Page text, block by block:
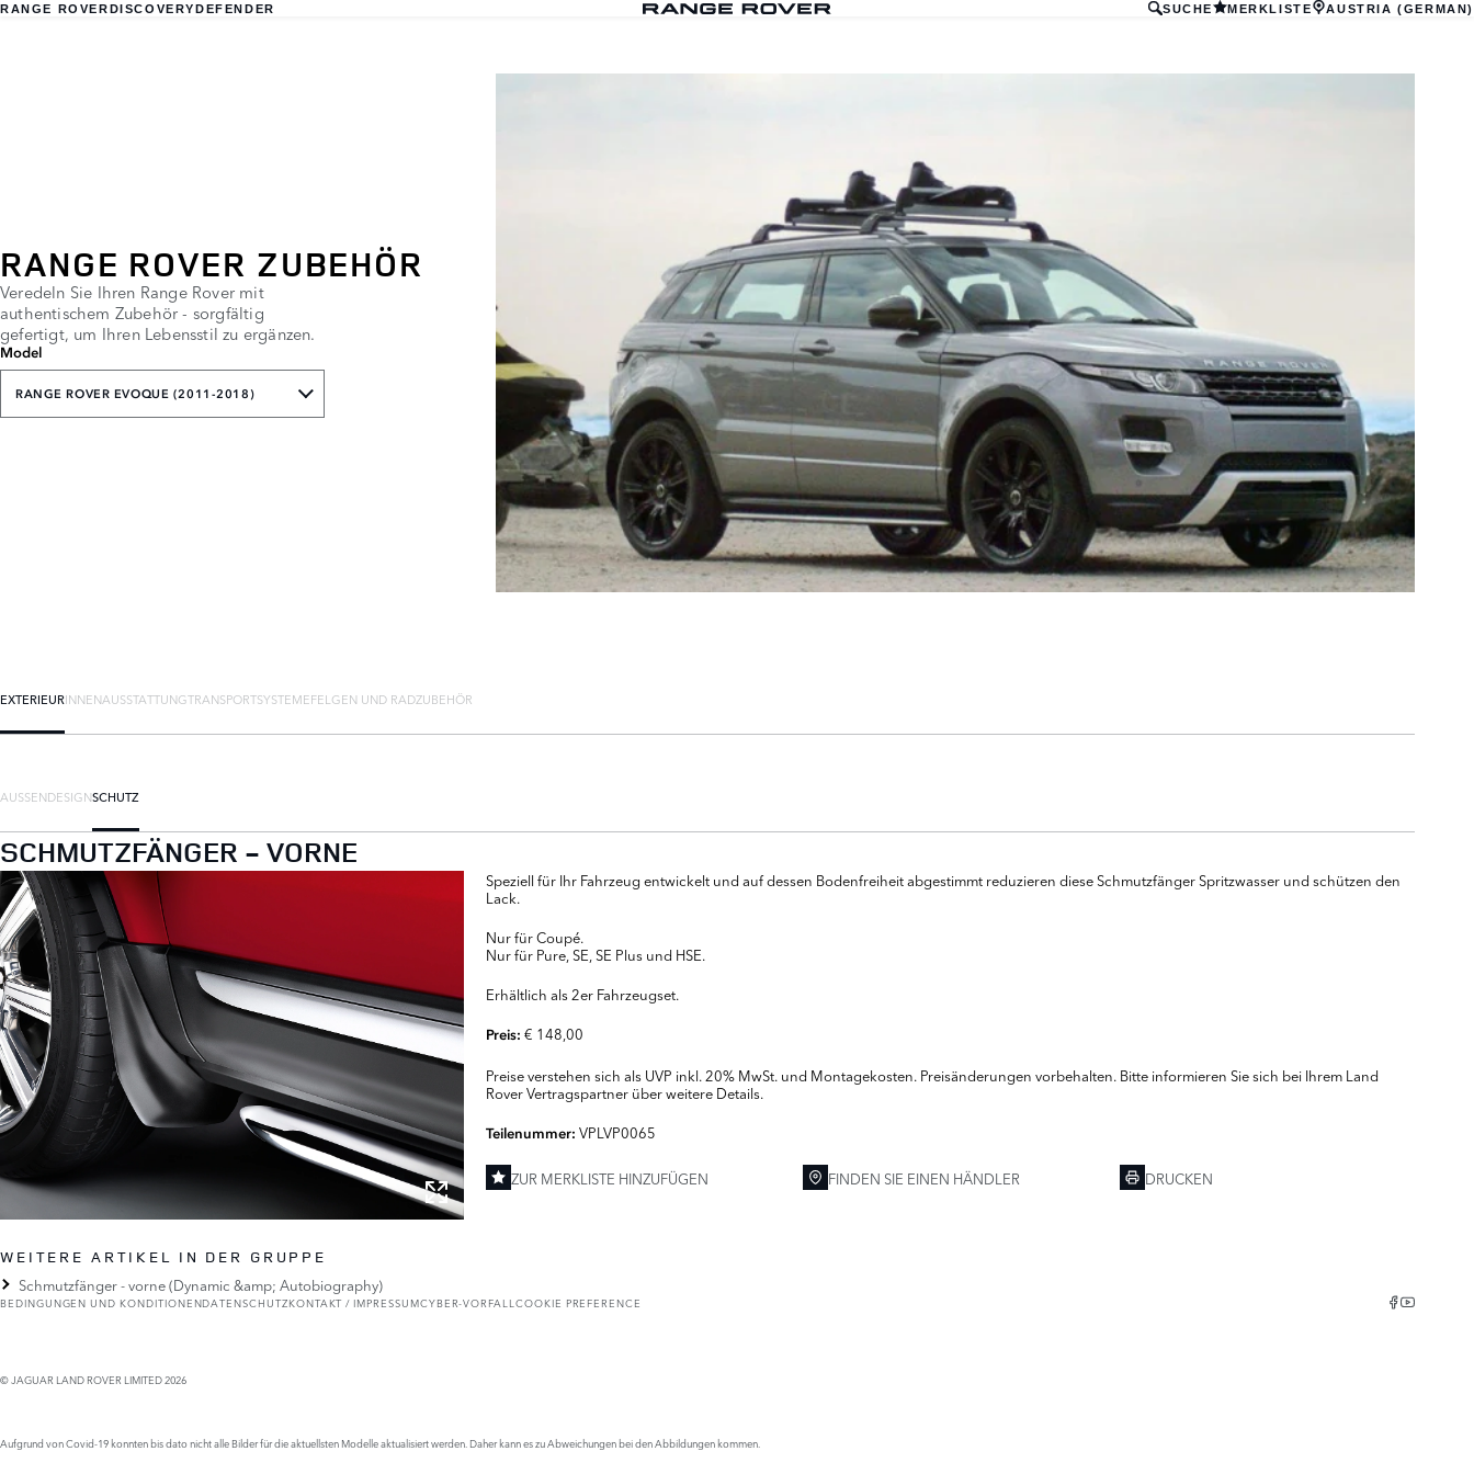
RANGE ROVERDISCOVERYDEFENDER SUCHE MERKLISTE AUSTRIA (GERMAN)
RANGE ROVER ZUBEHÖR
Veredeln Sie Ihren Range Rover mit
authentischem Zubehör - sorgfältig
gefertigt, um Ihren Lebensstil zu ergänzen.
Model
RANGE ROVER EVOQUE (2011-2018)
EXTERIEURINNENAUSSTATTUNGTRANSPORTSYSTEMEFELGEN UND RADZUBEHÖR
AUSSENDESIGN SCHUTZ
SCHMUTZFÄNGER - VORNE
Speziell für Ihr Fahrzeug entwickelt und auf dessen Bodenfreiheit abgestimmt reduzieren diese Schmutzfänger Spritzwasser und schützen den
Lack.
Nur für Coupé.
Nur für Pure, SE, SE Plus und HSE.
Erhältlich als 2er Fahrzeugset.
Preis:€ 148,00
Preise verstehen sich als UVP inkl. 20% MwSt. und Montagekosten. Preisänderungen vorbehalten. Bitte informieren Sie sich bei Ihrem Land
Rover Vertragspartner über weitere Details.
Teilenummer:VPLVP0065
ZUR MERKLISTE HINZUFÜGEN FINDEN SIE EINEN HÄNDLER DRUCKEN
WEITERE ARTIKEL IN DER GRUPPE
Schmutzfänger - vorne (Dynamic &amp; Autobiography)
BEDINGUNGEN UND KONDITIONENDATENSCHUTZKONTAKT / IMPRESSUMCYBER-VORFALLCOOKIE PREFERENCE
© JAGUAR LAND ROVER LIMITED 2026
Aufgrund von Covid-19 konnten bis dato nicht alle Bilder für die aktuellsten Modelle aktualisiert werden. Daher kann es zu Abweichungen bei den Abbildungen kommen.